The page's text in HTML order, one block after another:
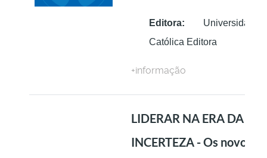
Editora: Universidade
Católica Editora
+informação
LIDERAR NA ERA DA
INCERTEZA - Os novos